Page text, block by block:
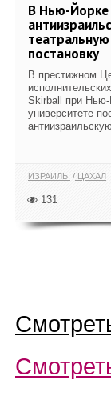
В Нью-
театральную
постановку
В престижном
Skirball при Нью-
университете
ИЗРАИЛЬ ЦАХАЛ
131